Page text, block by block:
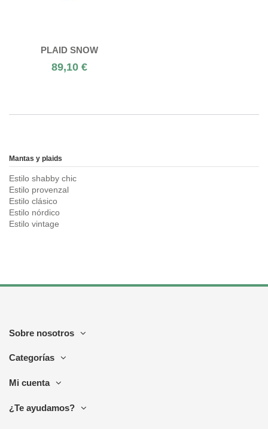
PLAID SNOW
89,10 €
Mantas y plaids
Estilo shabby chic
Estilo provenzal
Estilo clásico
Estilo nórdico
Estilo vintage
Sobre nosotros
Categorías
Mi cuenta
¿Te ayudamos?